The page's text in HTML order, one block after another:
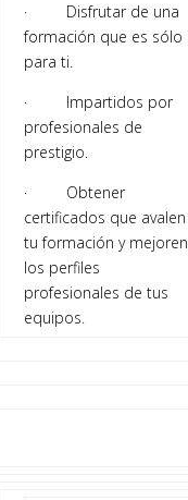
· Disfrutar de una
formación que es sólo
para ti.
· Impartidos por
profesionales de
prestigio.
· Obtener
certificados que avalen
tu formación y mejoren
los perfiles
profesionales de tus
equipos.